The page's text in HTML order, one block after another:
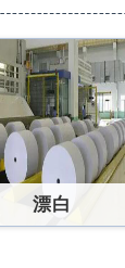
漂白